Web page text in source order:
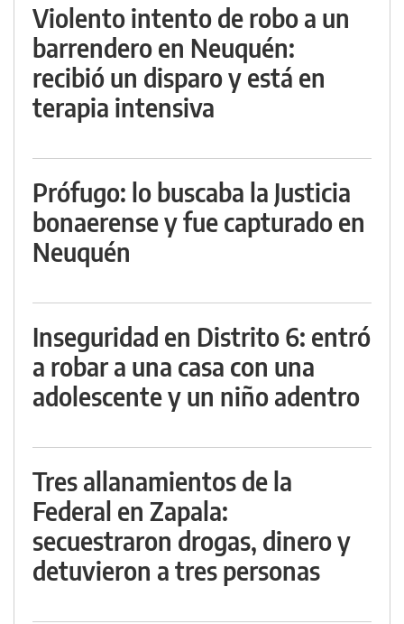
Violento intento de robo a un
barrendero en Neuquén:
recibió un disparo y está en
terapia intensiva
Prófugo: lo buscaba la Justicia
bonaerense y fue capturado en
Neuquén
Inseguridad en Distrito 6: entró
a robar a una casa con una
adolescente y un niño adentro
Tres allanamientos de la
Federal en Zapala:
secuestraron drogas, dinero y
detuvieron a tres personas